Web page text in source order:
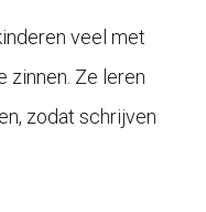
veel met
zinnen. Ze leren
zodat schrijven